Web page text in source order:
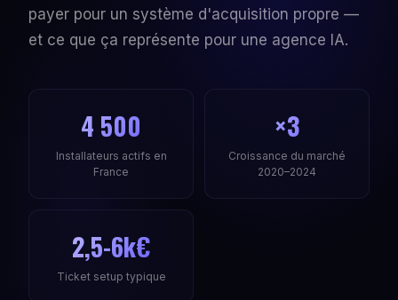
payer pour un système d'acquisition propre —
et ce que ça représente pour une agence IA.
4 500
Installateurs actifs en
France
×3
Croissance du marché
2020–2024
2,5-6k€
Ticket setup typique